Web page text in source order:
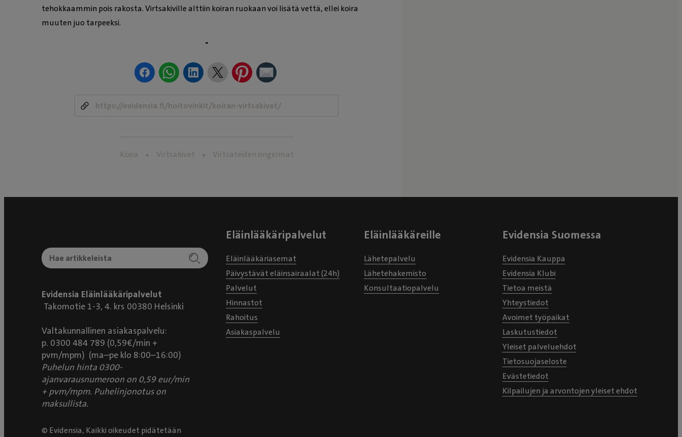
tehokkaammin pois rakosta. Virtsakiville alttiin koiran ruokaan voi lisätä vettä, ellei koira
muuten juo tarpeeksi.
-
Koira Virtsakivet Virtsateiden ongelmat
Evidensia Eläinlääkäripalvelut
Takomotie 1-3, 4. krs 00380 Helsinki
Valtakunnallinen asiakaspalvelu:
p. 0300 484 789 (0,59€/min +
pvm/mpm) (ma–pe klo 8:00–16:00)
Puhelun hinta 0300-
ajanvarausnumeroon on 0,59 eur/min
+ pvm/mpm. Puhelinjonotus on
maksullista.
Eläinlääkäripalvelut
Eläinlääkäriasemat
Päivystävät eläinsairaalat (24h)
Palvelut
Hinnastot
Rahoitus
Asiakaspalvelu
Eläinlääkäreille
Lähetepalvelu
Lähetehakemisto
Konsultaatiopalvelu
Evidensia Suomessa
Evidensia Kauppa
Evidensia Klubi
Tietoa meistä
Yhteystiedot
Avoimet työpaikat
Laskutustiedot
Yleiset palveluehdot
Tietosuojaseloste
Evästetiedot
Kilpailujen ja arvontojen yleiset ehdot
© Evidensia, Kaikki oikeudet pidätetään